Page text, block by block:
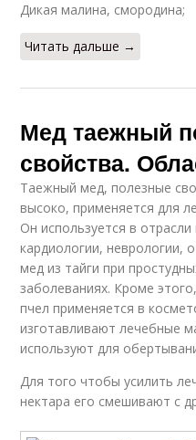
Дикая малина, смородина;
Читать дальше →
Мед таежный
свойства.
Таежный мед, полезные
высоко, применяется для
Он используется в отрасли
кардиологии, неврологии,
мед из тайги при
заболеваниях. Кроме
пчел применяется в
изготавливают лечебные
используют для
Для того чтобы усилить
нектара его смешивают с